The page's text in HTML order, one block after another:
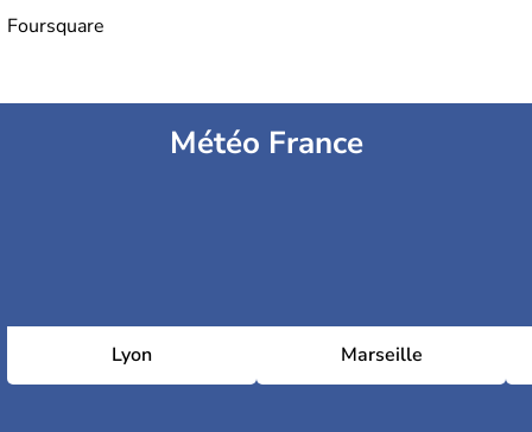
Foursquare
Météo France
Lyon Marseille